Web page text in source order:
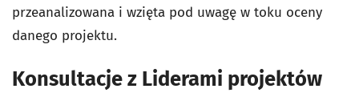
przeanalizowana i wzięta pod uwagę w toku oceny
danego projektu.
Konsultacje z Liderami projektów